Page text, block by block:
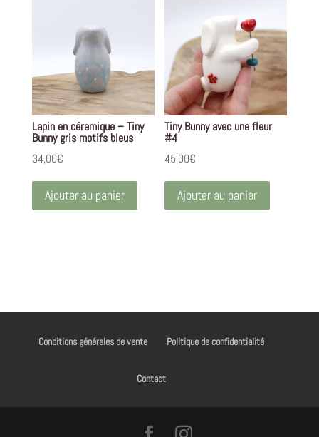
Lapin en céramique – Tiny
Bunny gris motifs bleus
34,00€
Ajouter au panier
Tiny Bunny avec une fleur
#4
45,00€
Ajouter au panier
Conditions générales de vente Politique de confidentialité
Contact